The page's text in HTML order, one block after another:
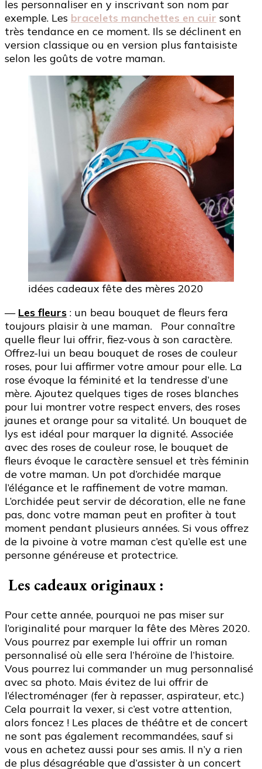
les personnaliser en y inscrivant son nom par
exemple. Les bracelets manchettes en cuir sont
très tendance en ce moment. Ils se déclinent en
version classique ou en version plus fantaisiste
selon les goûts de votre maman.
idées cadeaux fête des mères 2020
— Les fleurs : un beau bouquet de fleurs fera
toujours plaisir à une maman. Pour connaître
quelle fleur lui offrir, fiez-vous à son caractère.
Offrez-lui un beau bouquet de roses de couleur
roses, pour lui affirmer votre amour pour elle. La
rose évoque la féminité et la tendresse d’une
mère. Ajoutez quelques tiges de roses blanches
pour lui montrer votre respect envers, des roses
jaunes et orange pour sa vitalité. Un bouquet de
lys est idéal pour marquer la dignité. Associée
avec des roses de couleur rose, le bouquet de
fleurs évoque le caractère sensuel et très féminin
de votre maman. Un pot d’orchidée marque
l’élégance et le raffinement de votre maman.
L’orchidée peut servir de décoration, elle ne fane
pas, donc votre maman peut en profiter à tout
moment pendant plusieurs années. Si vous offrez
de la pivoine à votre maman c’est qu’elle est une
personne généreuse et protectrice.
Les cadeaux originaux :
Pour cette année, pourquoi ne pas miser sur
l’originalité pour marquer la fête des Mères 2020.
Vous pourrez par exemple lui offrir un roman
personnalisé où elle sera l’héroïne de l’histoire.
Vous pourrez lui commander un mug personnalisé
avec sa photo. Mais évitez de lui offrir de
l’électroménager (fer à repasser, aspirateur, etc.)
Cela pourrait la vexer, si c’est votre attention,
alors foncez ! Les places de théâtre et de concert
ne sont pas également recommandées, sauf si
vous en achetez aussi pour ses amis. Il n’y a rien
de plus désagréable que d’assister à un concert